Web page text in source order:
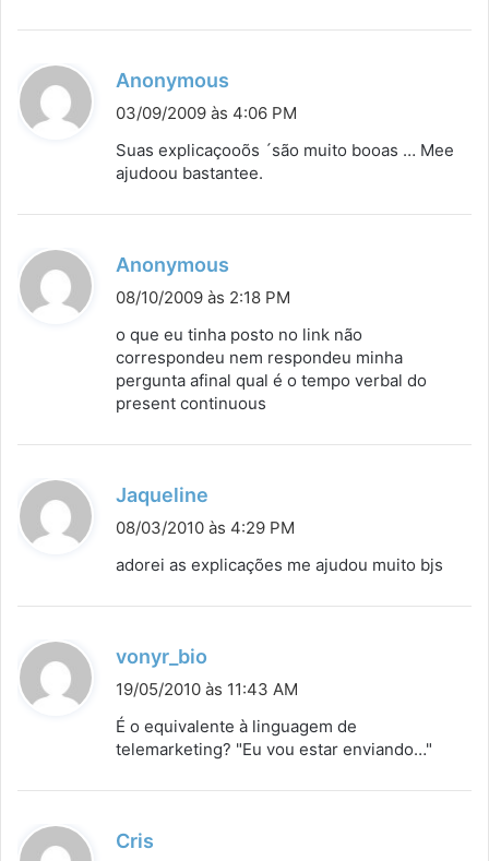
Anonymous
s
03/09/2009 às 4:06 PM
Suas explicaçooõs ´são muito booas … Mee
ajudoou bastantee.
Anonymous
i
s
e
:
08/10/2009 às 2:18 PM
o que eu tinha posto no link não
correspondeu nem respondeu minha
pergunta afinal qual é o tempo verbal do
present continuous
Jaqueline
i
s
e
08/03/2010 às 4:29 PM
adorei as explicações me ajudou muito bjs
vonyr_bio
i
s
19/05/2010 às 11:43 AM
É o equivalente à linguagem de
telemarketing? "Eu vou estar enviando…"
Cris